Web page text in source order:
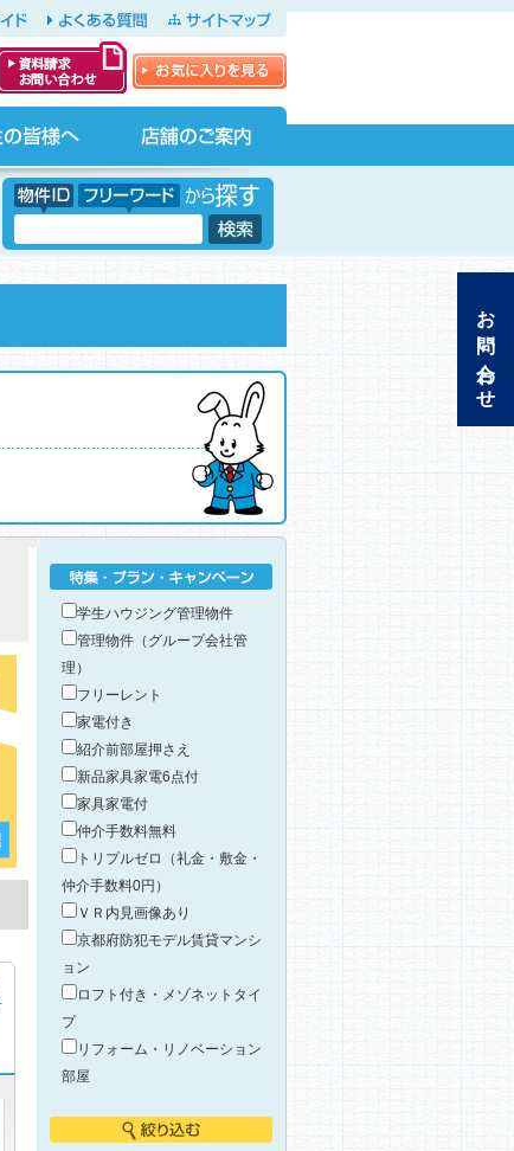
ド よくある質問 サイトマップ
料請求・お問
合わせ
物件ID フリーワードから探す
学生ハウジング管理物件
管理物件（グループ会社管
理）
フリーレント
家電付き
紹介前部屋押さえ
新品家具家電6点付
家具家電付
仲介手数料無料
トリプルゼロ（礼金・敷金・
仲介手数料0円）
ＶＲ内見画像あり
京都府防犯モデル賃貸マンシ
ョン
ロフト付き・メゾネットタイ
プ
リフォーム・リノベーション
部屋
お問い合わせ